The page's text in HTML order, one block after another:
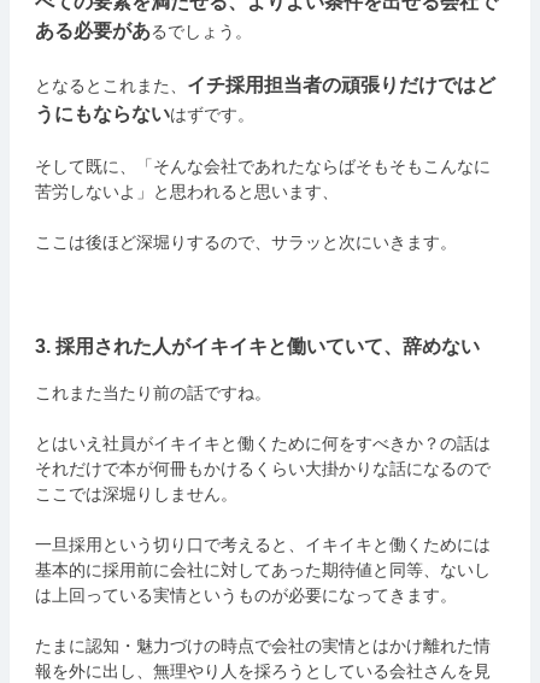
ある必要があるでしょう。
となるとこれまた、 イチ採用担当者の頑張りだけではど
うにもならないはずです。
そして既に、「そんな会社であれたならばそもそもこんなに
苦労しないよ」と思われると思います、
ここは後ほど深堀りするので、サラッと次にいきます。
3. 採用された人がイキイキと働いていて、辞めない
これまた当たり前の話ですね。
とはいえ社員がイキイキと働くために何をすべきか？の話は
それだけで本が何冊もかけるくらい大掛かりな話になるので
ここでは深堀りしません。
一旦採用という切り口で考えると、イキイキと働くためには
基本的に採用前に会社に対してあった期待値と同等、ないし
は上回っている実情というものが必要になってきます。
たまに認知・魅力づけの時点で会社の実情とはかけ離れた情
報を外に出し、無理やり人を採ろうとしている会社さんを見